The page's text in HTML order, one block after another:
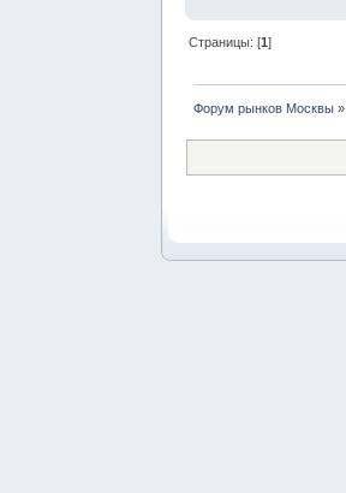
Страницы: [1]
Форум рынков Москвы»